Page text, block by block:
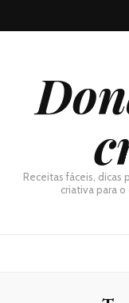
Receitas fáceis, dicas
criativa para